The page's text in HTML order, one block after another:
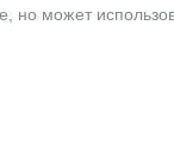
но может